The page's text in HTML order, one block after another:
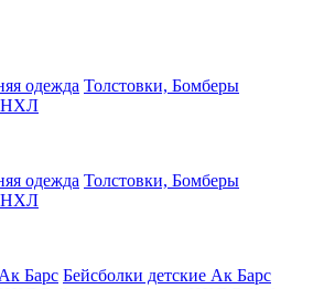
одежда Толстовки, Бомберы
НХЛ
одежда Толстовки, Бомберы
НХЛ
Барс Бейсболки детские Ак Барс